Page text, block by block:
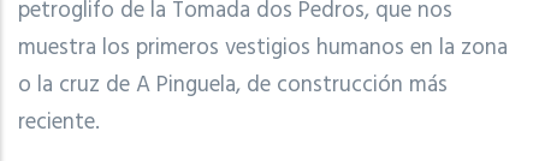
petroglifo de la Tomada dos Pedros, que nos
muestra los primeros vestigios humanos en la zona
o la cruz de A Pinguela, de construcción más
reciente.